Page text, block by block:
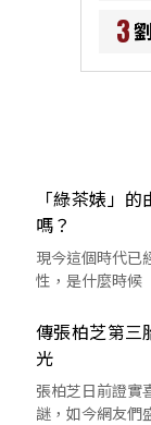
3
「綠茶婊」
嗎？
現今這個時代已
性，是什麼時候
傳張柏芝第三
光
張柏芝日前證實
謎，如今網友們